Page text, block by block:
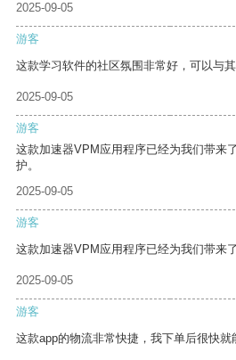
2025-09-05
游客
这款学习软件的社区氛围非常好，可以与
2025-09-05
游客
这款加速器VPM应用程序已经为我们带来
护。
2025-09-05
游客
这款加速器VPM应用程序已经为我们带来
2025-09-05
游客
这款app的物流非常快捷，我下单后很快就